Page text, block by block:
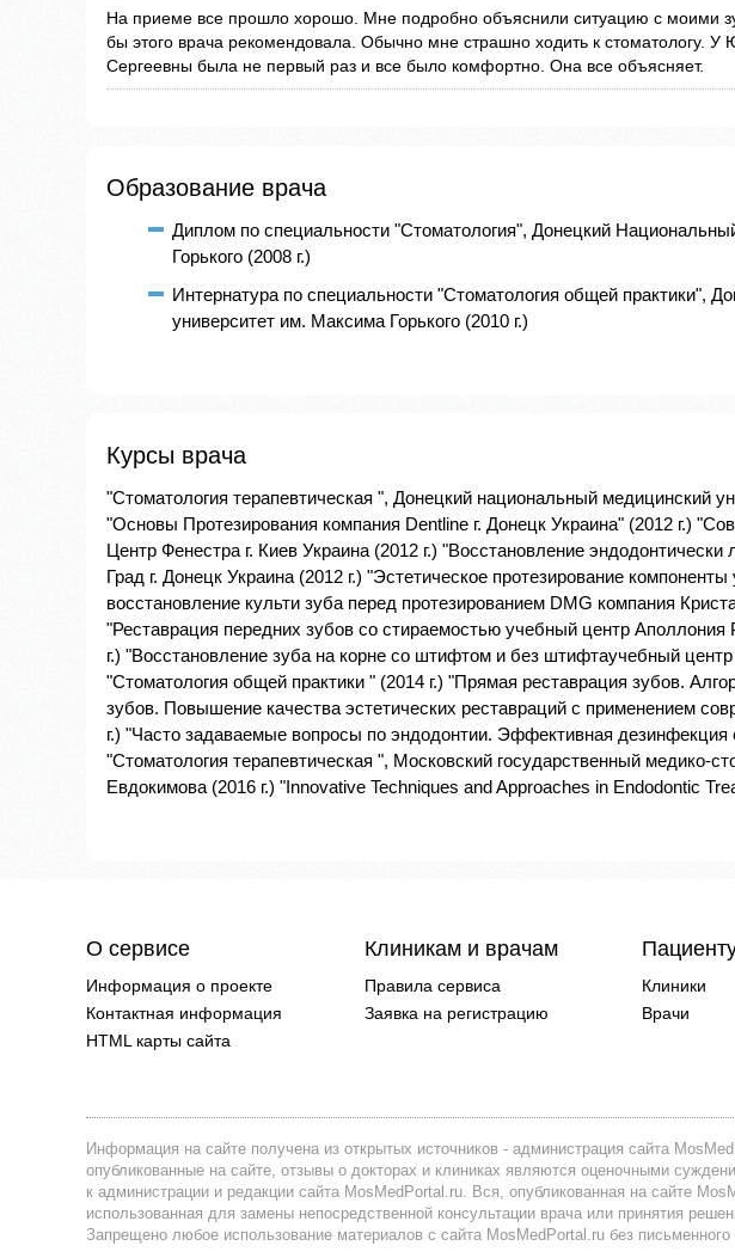
На приеме все прошло хорошо. Мне подробно объяснили ситуацию с моими
бы этого врача рекомендовала. Обычно мне страшно ходить к стоматологу. У
Сергеевны была не первый раз и все было комфортно. Она все объясняет.
Образование врача
Диплом по специальности "Стоматология", Донецкий
Горького (2008 г.)
Интернатура по специальности "Стоматология общей практики",
университет им. Максима Горького (2010 г.)
Курсы врача
"Стоматология терапевтическая ", Донецкий национальный медицинский
"Основы Протезирования компания Dentline г. Донецк Украина" (2012 г.)
Центр Фенестра г. Киев Украина (2012 г.) "Восстановление
Град г. Донецк Украина (2012 г.) "Эстетическое протезирование
восстановление культи зуба перед протезированием DMG компания
"Реставрация передних зубов со стираемостью учебный центр Аполлония
г.) "Восстановление зуба на корне со штифтом и без штифтаучебный центр
"Стоматология общей практики " (2014 г.) "Прямая реставрация зубов.
зубов. Повышение качества эстетических реставраций с применением
г.) "Часто задаваемые вопросы по эндодонтии. Эффективная дезинфекция
"Стоматология терапевтическая ", Московский государственный медико-
Евдокимова (2016 г.) "Innovative Techniques and Approaches in Endodontic
О сервисе
Информация о проекте
Контактная информация
HTML карты сайта
Клиникам и врачам
Правила сервиса
Заявка на регистрацию
Клиники
Врачи
Информация на сайте получена из открытых источников - администрация сайта
опубликованные на сайте, отзывы о докторах и клиниках являются оценочными
к администрации и редакции сайта MosMedPortal.ru. Вся, опубликованная на сайте
использованная для замены непосредственной консультации врача или принятия
Запрещено любое использование материалов с сайта MosMedPortal.ru без